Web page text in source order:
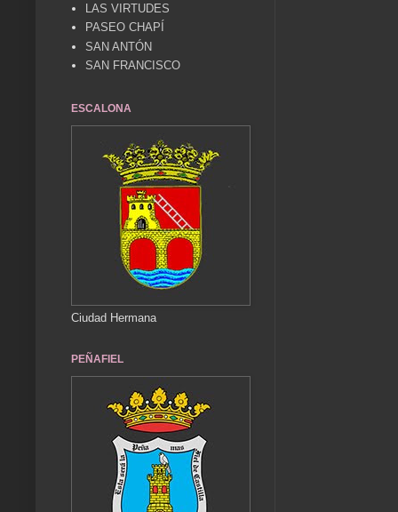
LAS VIRTUDES
PASEO CHAPÍ
SAN ANTÓN
SAN FRANCISCO
ESCALONA
Ciudad Hermana
PEÑAFIEL